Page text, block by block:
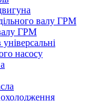
валу ГРМ
ГРМ
насосу